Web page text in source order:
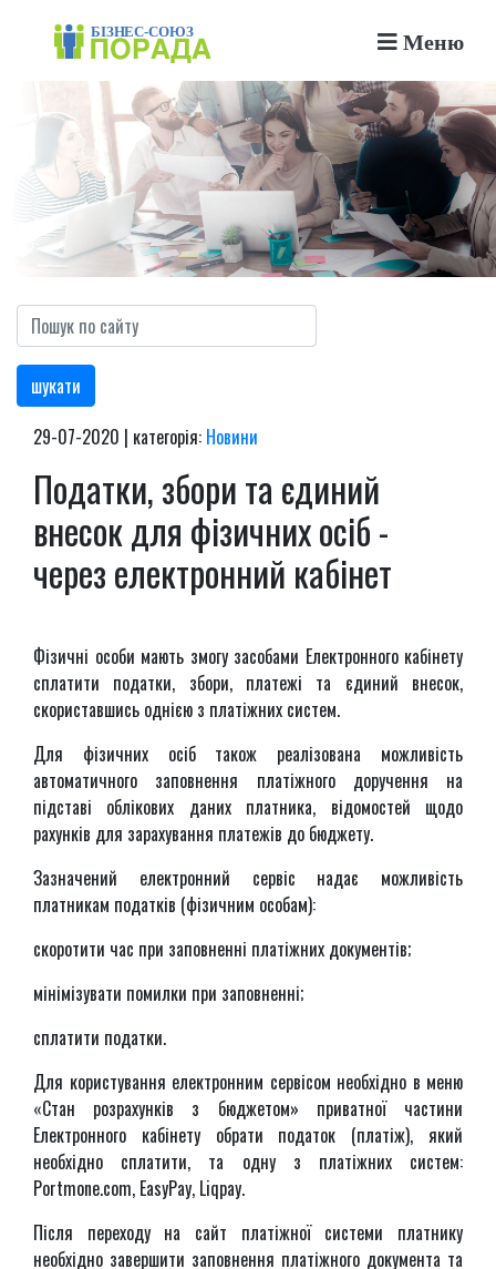
Меню
шукати
29-07-2020 | категорія: Новини
Податки, збори та єдиний
внесок для фізичних осіб -
через електронний кабінет
Фізичні особи мають змогу засобами Електронного кабінету
сплатити податки, збори, платежі та єдиний внесок,
скориставшись однією з платіжних систем.
Для фізичних осіб також реалізована можливість
автоматичного заповнення платіжного доручення на
підставі облікових даних платника, відомостей щодо
рахунків для зарахування платежів до бюджету.
Зазначений електронний сервіс надає можливість
платникам податків (фізичним особам):
скоротити час при заповненні платіжних документів;
мінімізувати помилки при заповненні;
сплатити податки.
Для користування електронним сервісом необхідно в меню
«Стан розрахунків з бюджетом» приватної частини
Електронного кабінету обрати податок (платіж), який
необхідно сплатити, та одну з платіжних систем:
Portmone.com, EasyPay, Liqpay.
Після переходу на сайт платіжної системи платнику
необхідно завершити заповнення платіжного документа та